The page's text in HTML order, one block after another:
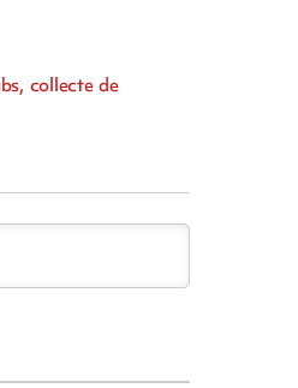
collecte de